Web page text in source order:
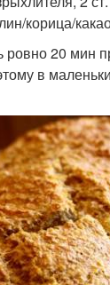
корица/
20 мин
в